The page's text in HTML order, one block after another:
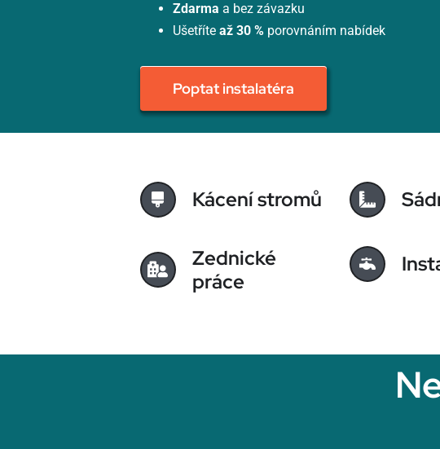
Zdarma a bez závazku
Ušetříte až 30 %porovnáním nabídek
Poptat instalatéra
Kácení stromů
Zednické
práce